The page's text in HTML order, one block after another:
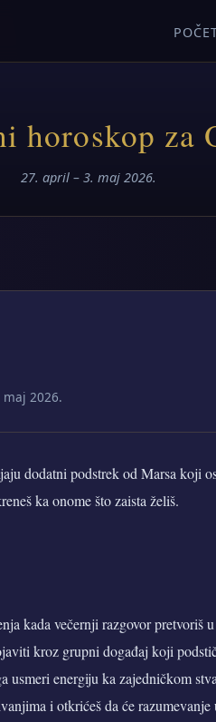
horoskop za
27. april – 3. maj 2026.
2026.
dodatni podstrek od Marsa koji
ka onome što zaista želiš.
kada večernji razgovor pretvoriš
kroz grupni događaj koji
usmeri energiju ka zajedničkom
i otkrićeš da će